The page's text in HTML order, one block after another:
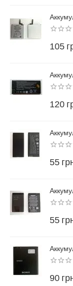
105
120
55
55
90